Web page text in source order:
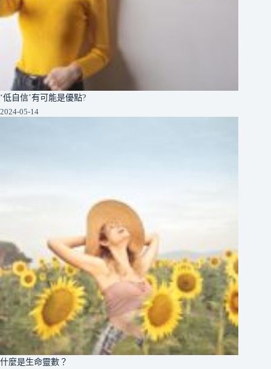
‘低自信’有可能是優點?
2024-05-14
什麼是生命靈數？